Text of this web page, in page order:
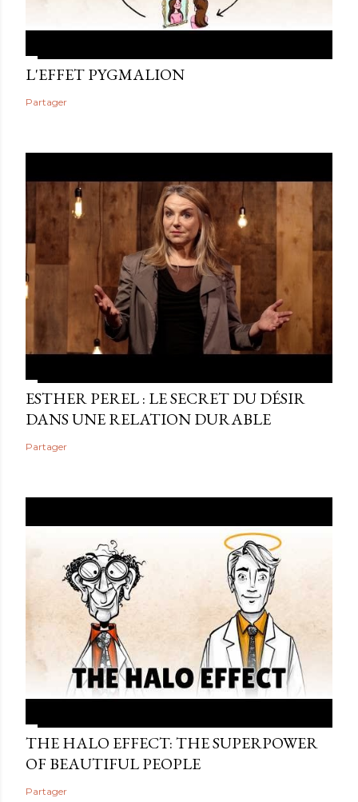
L'EFFET PYGMALION
Partager
ESTHER PEREL : LE SECRET DU DÉSIR
DANS UNE RELATION DURABLE
Partager
THE HALO EFFECT: THE SUPERPOWER
OF BEAUTIFUL PEOPLE
Partager